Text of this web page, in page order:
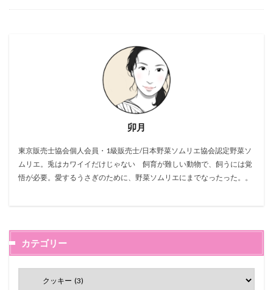
卯月
東京販売士協会個人会員・1級販売士/日本野菜ソムリエ協会認定野菜ソ
ムリエ。兎はカワイイだけじゃない 飼育が難しい動物で、飼うには覚
悟が必要。愛するうさぎのために、野菜ソムリエにまでなったった。。
カテゴリー